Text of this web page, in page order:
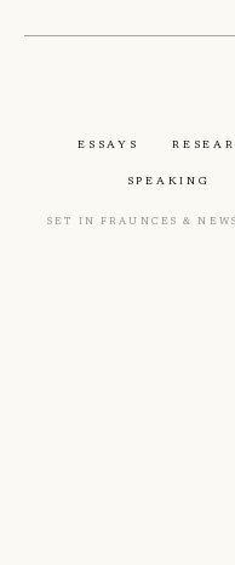
Essays
Speaking
Set in Fraunces &